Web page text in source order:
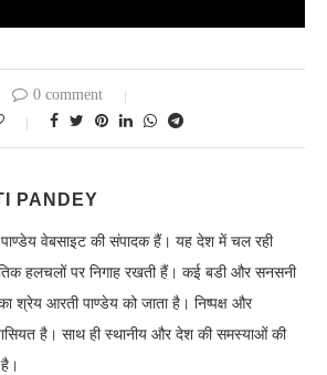
0 comment
PANDEY
वेबसाइट की संपादक हैं। यह देश में चल रही
हलचलों पर निगाह रखती हैं। कई बडी और सनसनी
श्रेय आरती पाण्डेय को जाता है। निष्पक्ष और
है। साथ ही स्थानीय और देश की समस्याओं की